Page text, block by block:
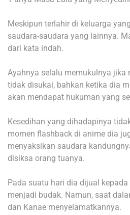
Meskipun terlahir di keluarga
saudara-saudara yang lainnya.
dari kata indah.
Ayahnya selalu memukulnya jika
tidak disukai, bahkan ketika dia
akan mendapat hukuman yang
Kesedihan yang dihadapinya
momen flashback di anime dia
menyaksikan saudara
disiksa orang tuanya.
Pada suatu hari dia dijual
menjadi budak. Namun, saat
dan Kanae menyelamatkannya.